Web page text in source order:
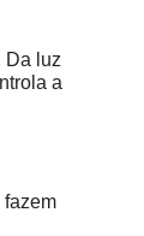
Da luz
a
fazem